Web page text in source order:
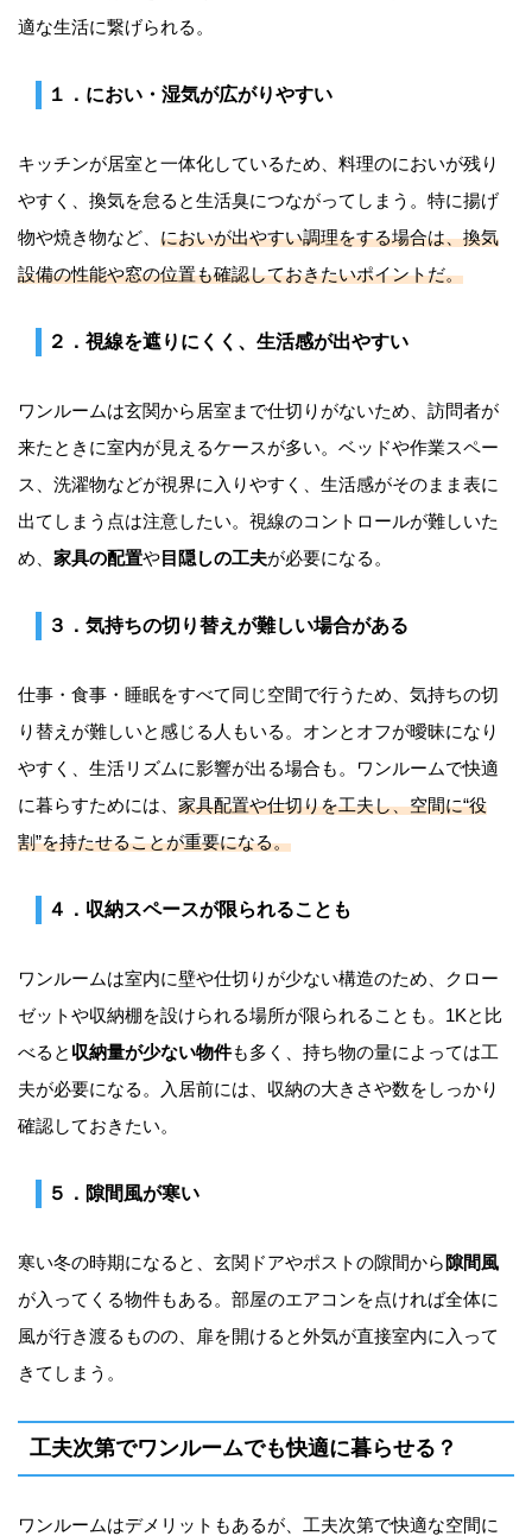
適な生活に繋げられる。
１．におい・湿気が広がりやすい
キッチンが居室と一体化しているため、料理のにおいが残り
やすく、換気を怠ると生活臭につながってしまう。特に揚げ
物や焼き物など、 においが出やすい調理をする場合は、換気
設備の性能や窓の位置も確認しておきたいポイントだ。
２．視線を遮りにくく、生活感が出やすい
ワンルームは玄関から居室まで仕切りがないため、訪問者が
来たときに室内が見えるケースが多い。ベッドや作業スペー
ス、洗濯物などが視界に入りやすく、生活感がそのまま表に
出てしまう点は注意したい。視線のコントロールが難しいた
め、 家具の配置や目隠しの工夫が必要になる。
３．気持ちの切り替えが難しい場合がある
仕事・食事・睡眠をすべて同じ空間で行うため、気持ちの切
り替えが難しいと感じる人もいる。オンとオフが曖昧になり
やすく、生活リズムに影響が出る場合も。ワンルームで快適
に暮らすためには、 家具配置や仕切りを工夫し、空間に“役
割”を持たせることが重要になる。
４．収納スペースが限られることも
ワンルームは室内に壁や仕切りが少ない構造のため、クロー
ゼットや収納棚を設けられる場所が限られることも。1Kと比
べると 収納量が少ない物件も多く、持ち物の量によっては工
夫が必要になる。入居前には、収納の大きさや数をしっかり
確認しておきたい。
５．隙間風が寒い
寒い冬の時期になると、玄関ドアやポストの隙間から 隙間風
が入ってくる物件もある。部屋のエアコンを点ければ全体に
風が行き渡るものの、扉を開けると外気が直接室内に入って
きてしまう。
工夫次第でワンルームでも快適に暮らせる？
ワンルームはデメリットもあるが、工夫次第で快適な空間に